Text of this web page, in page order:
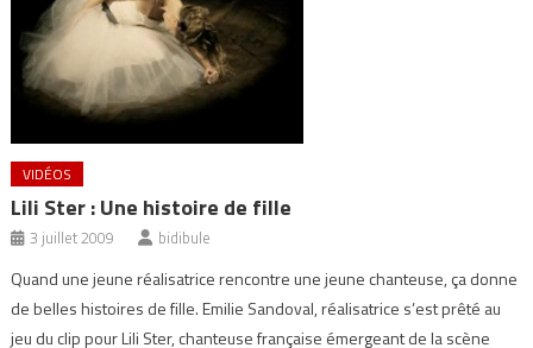
VIDÉOS
Lili Ster : Une histoire de fille
3 juillet 2009 bidibule
Quand une jeune réalisatrice rencontre une jeune chanteuse, ça donne
de belles histoires de fille. Emilie Sandoval, réalisatrice s’est prêté au
jeu du clip pour Lili Ster, chanteuse française émergeant de la scène